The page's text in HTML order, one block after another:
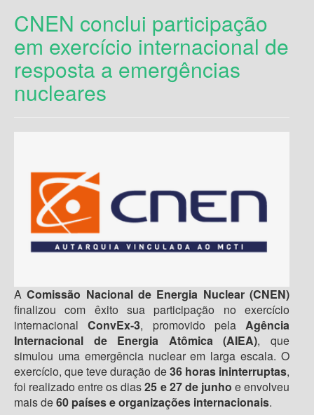
CNEN conclui participação
em exercício internacional de
resposta a emergências
nucleares
AComissão Nacional de Energia Nuclear (CNEN)
finalizou com êxito sua participação no exercício
internacionalConvEx-3, promovido pela Agência
Internacional de Energia Atômica (AIEA), que
simulou uma emergência nuclear em larga escala. O
exercício, que teve duração de36 horas ininterruptas,
foi realizado entre os dias25 e 27 de junho e envolveu
mais de60 países e organizações internacionais.